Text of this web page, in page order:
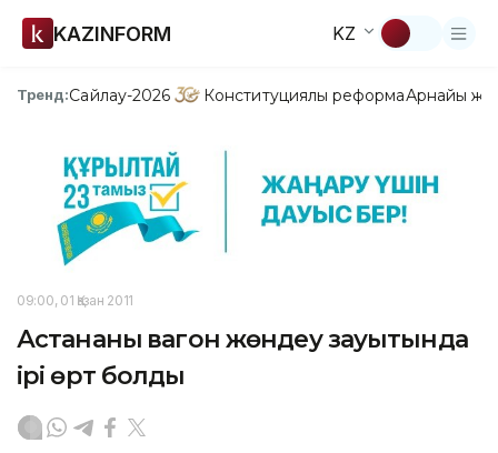
KAZINFORM KZ
Тренд:Сайлау-2026 Конституциялық реформаАрнайы
09:00, 01 Қазан 2011
Астананың вагон жөндеу зауытында
ірі өрт болды